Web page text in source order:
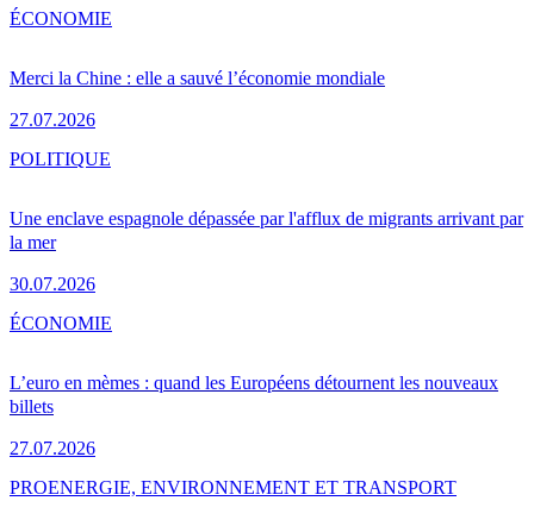
Merci la Chine : elle a sauvé l’économie mondiale
27.07.2026
ÉCONOMIE
Une enclave espagnole dépassée par l'afflux de migrants arrivant par
la mer
30.07.2026
POLITIQUE
L’euro en mèmes : quand les Européens détournent les nouveaux
billets
27.07.2026
ÉCONOMIE
PROENERGIE, ENVIRONNEMENT ET TRANSPORT